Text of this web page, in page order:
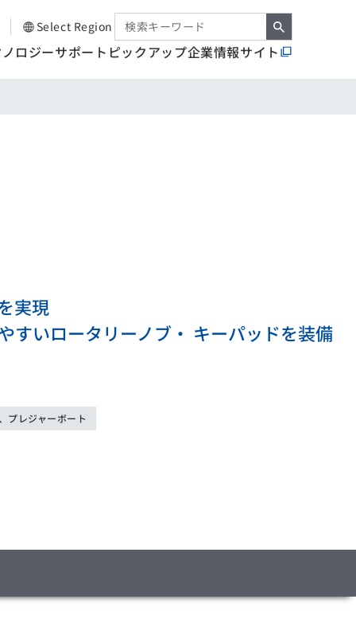
Select Region
ロジーサポート ピックアップ企業情報サイト
実現
すいロータリーノブ・ キーパッドを装備
プレジャーボート